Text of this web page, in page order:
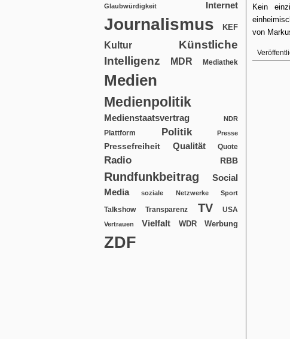
Glaubwürdigkeit Internet
Journalismus KEF
Kultur
Künstliche
Intelligenz
MDR Mediathek
Medien
Medienpolitik
Medienstaatsvertrag NDR
Plattform Politik Presse
Pressefreiheit Qualität Quote
Radio RBB
Rundfunkbeitrag
Social
Media
soziale Netzwerke Sport
Talkshow Transparenz TV USA
Vertrauen Vielfalt WDR Werbung
ZDF
Kein
von